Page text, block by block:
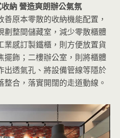
納 營造爽朗辦公氣氛
原本零散的收納機能配置，
劃整間儲藏室，減少零散櫃體
業感訂製鐵櫃，則方便放置貨
擺飾；二樓辦公室，則將櫃體
出透氣孔、將設備管線等隱於
合，落實開闊的走道動線。